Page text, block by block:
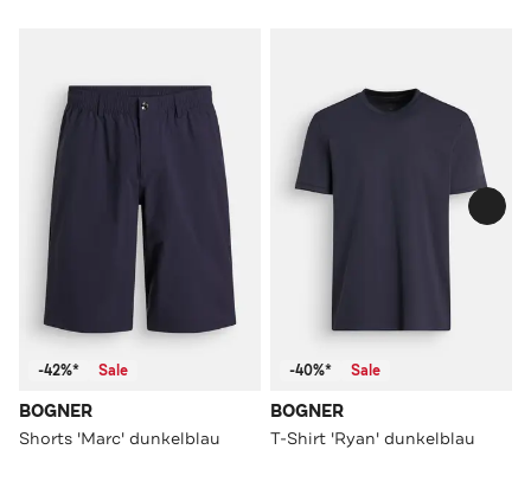
-42%* Sale
BOGNER
Shorts 'Marc' dunkelblau
-40%* Sale
BOGNER
T-Shirt 'Ryan' dunkelblau